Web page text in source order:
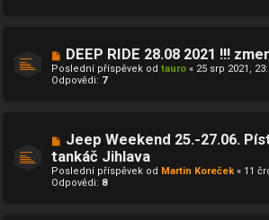
DEEP RIDE 28.08 2021 !!!
Poslední příspěvek od tauro « 25 srp 2021,
Odpovědi: 7
Jeep Weekend 25.-27.06.
tankáč Jihlava
Poslední příspěvek od Martin Koreček« 11
Odpovědi: 8